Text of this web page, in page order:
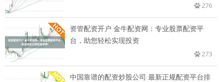
276
资管配资开户 金牛配资网：专业股票配资平
台，助您轻松实现投资
273
中国靠谱的配资炒股公司 最新正规配资平台排